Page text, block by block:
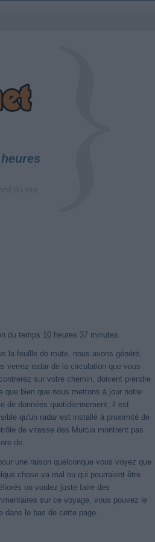
du temps 10 heures 37 minutes.
la feuille de route, nous avons généré,
verrez radar de la circulation que vous
sur votre chemin, doivent prendre
que bien que nous mettons à jour notre
de données quotidiennement, il est
qu'un radar est installé à proximité de
de vitesse des Murcia montrent pas
de.
une raison quelconque vous voyez que
chose va mal ou qui pourraient être
ou voulez juste faire des
sur ce voyage, vous pouvez le
dans le bas de cette page.